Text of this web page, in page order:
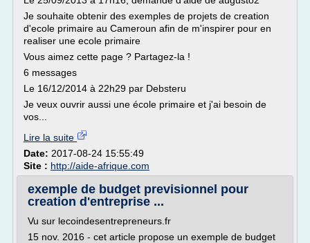
Je souhaite obtenir des exemples de projets de creation
d'ecole primaire au Cameroun afin de m'inspirer pour en
realiser une ecole primaire
Vous aimez cette page ? Partagez-la !
6 messages
Le 16/12/2014 à 22h29 par Debsteru
Je veux ouvrir aussi une école primaire et j'ai besoin de
vos...
Lire la suite
Date: 2017-08-24 15:55:49
Site : http://aide-afrique.com
exemple de budget previsionnel pour
creation d'entreprise ...
Vu sur lecoindesentrepreneurs.fr
15 nov. 2016 - cet article propose un exemple de budget